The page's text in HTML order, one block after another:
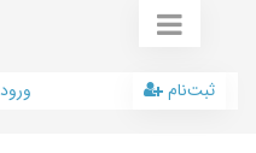
ورود ثبت‌نام